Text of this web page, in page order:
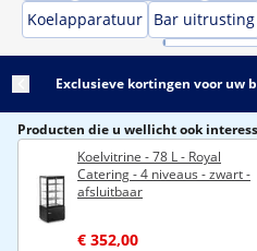
Koelapparatuur Bar uitrusting
Exclusieve kortingen voor uw
Producten die u wellicht ook
Koelvitrine - 78 L - Royal
Catering - 4 niveaus - zwart -
afsluitbaar
€ 352,00